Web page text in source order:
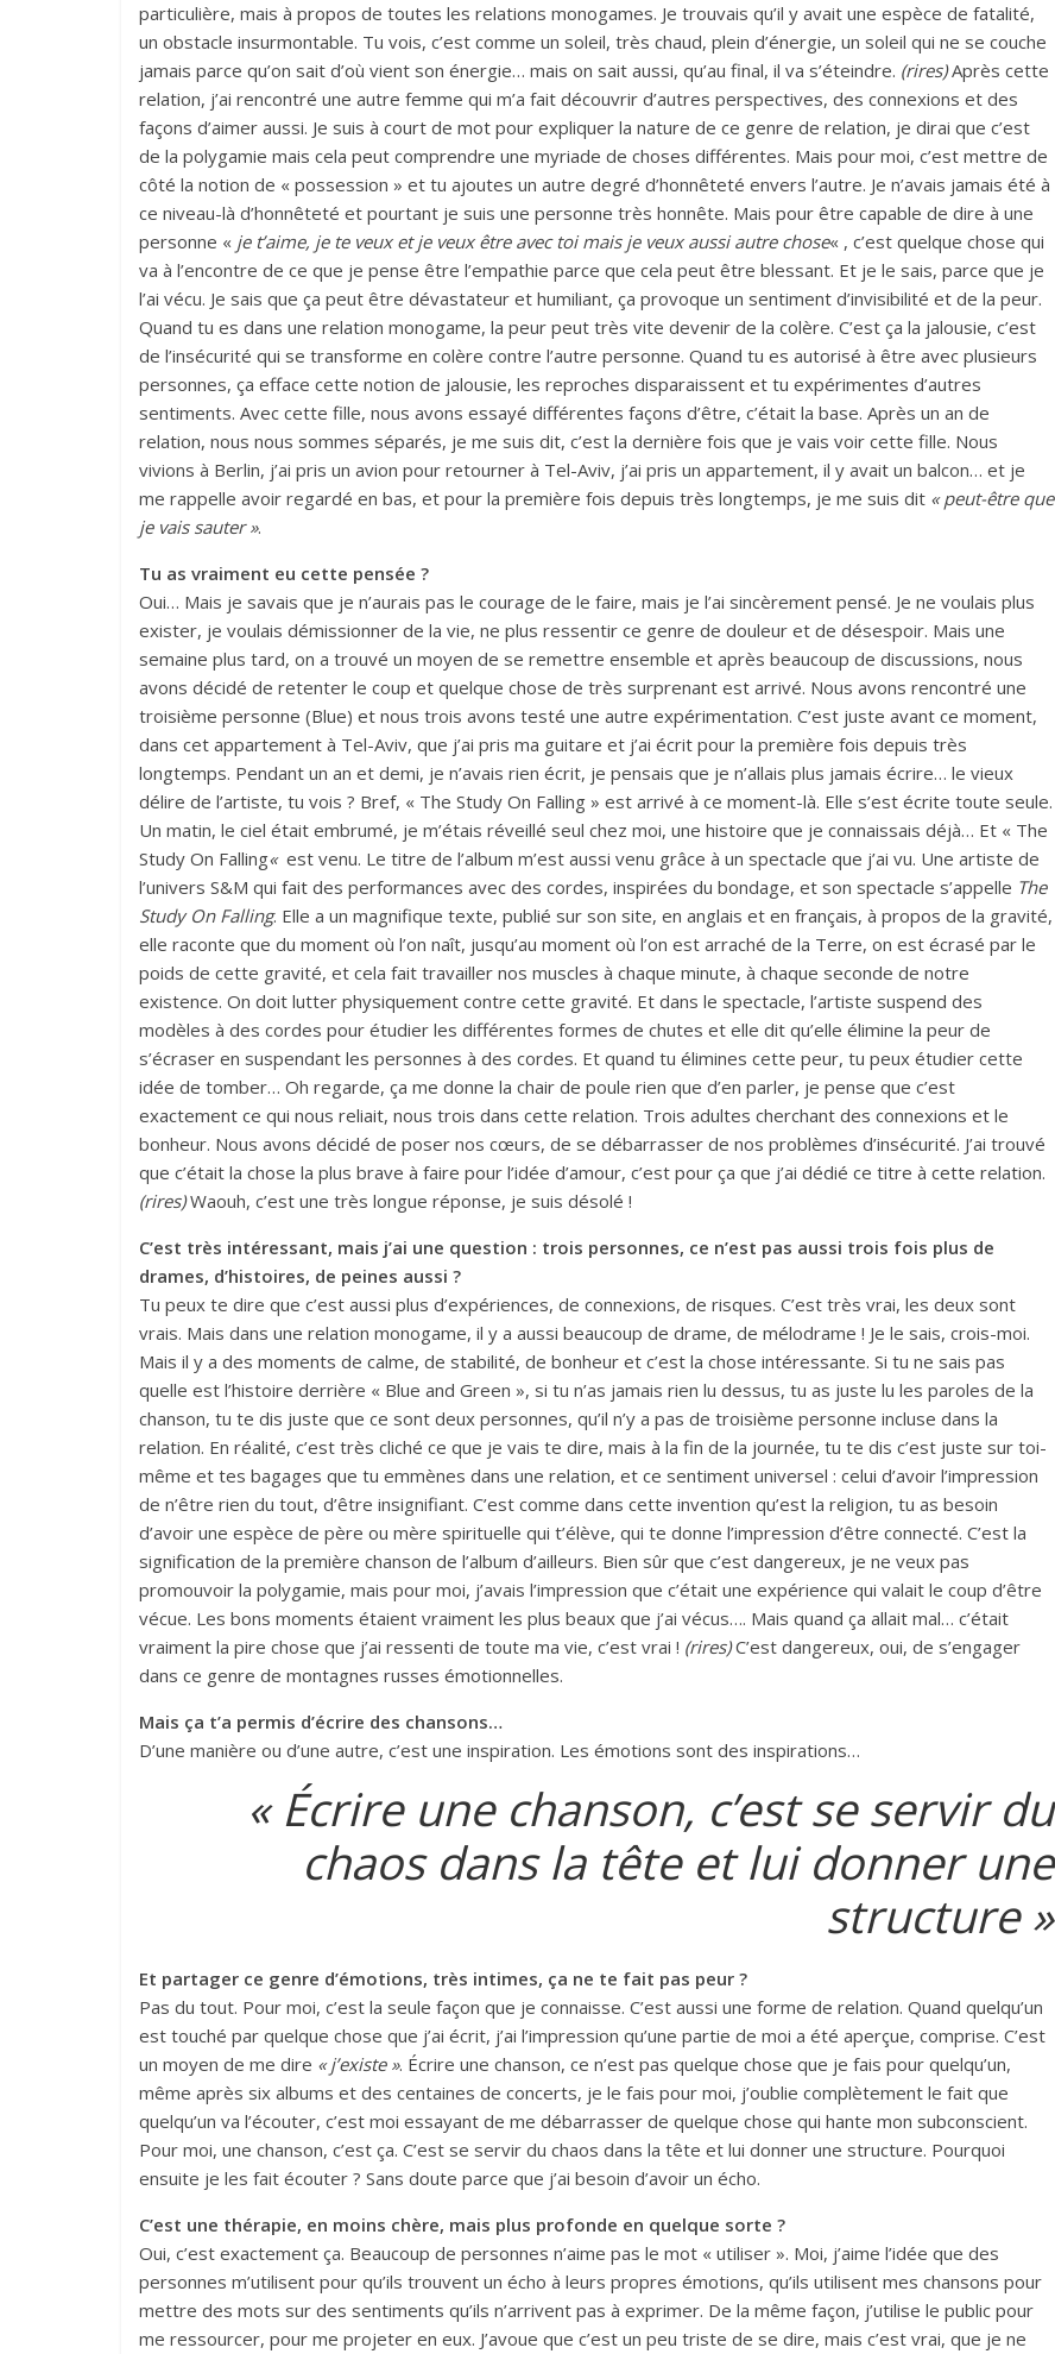
particulière, mais à propos de toutes les relations monogames. Je trouvais qu’il y avait une espèce de fatalité,
un obstacle insurmontable. Tu vois, c’est comme un soleil, très chaud, plein d’énergie, un soleil qui ne se couche
jamais parce qu’on sait d’où vient son énergie… mais on sait aussi, qu’au final, il va s’éteindre. (rires)Après cette
relation, j’ai rencontré une autre femme qui m’a fait découvrir d’autres perspectives, des connexions et des
façons d’aimer aussi. Je suis à court de mot pour expliquer la nature de ce genre de relation, je dirai que c’est
de la polygamie mais cela peut comprendre une myriade de choses différentes. Mais pour moi, c’est mettre de
côté la notion de « possession » et tu ajoutes un autre degré d’honnêteté envers l’autre. Je n’avais jamais été à
ce niveau-là d’honnêteté et pourtant je suis une personne très honnête. Mais pour être capable de dire à une
personne « je t’aime, je te veux et je veux être avec toi mais je veux aussi autre chose« , c’est quelque chose qui
va à l’encontre de ce que je pense être l’empathie parce que cela peut être blessant. Et je le sais, parce que je
l’ai vécu. Je sais que ça peut être dévastateur et humiliant, ça provoque un sentiment d’invisibilité et de la peur.
Quand tu es dans une relation monogame, la peur peut très vite devenir de la colère. C’est ça la jalousie, c’est
de l’insécurité qui se transforme en colère contre l’autre personne. Quand tu es autorisé à être avec plusieurs
personnes, ça efface cette notion de jalousie, les reproches disparaissent et tu expérimentes d’autres
sentiments. Avec cette fille, nous avons essayé différentes façons d’être, c’était la base. Après un an de
relation, nous nous sommes séparés, je me suis dit, c’est la dernière fois que je vais voir cette fille. Nous
vivions à Berlin, j’ai pris un avion pour retourner à Tel-Aviv, j’ai pris un appartement, il y avait un balcon… et je
me rappelle avoir regardé en bas, et pour la première fois depuis très longtemps, je me suis dit « peut-être que
je vais sauter ».
Tu as vraiment eu cette pensée ?
Oui… Mais je savais que je n’aurais pas le courage de le faire, mais je l’ai sincèrement pensé. Je ne voulais plus
exister, je voulais démissionner de la vie, ne plus ressentir ce genre de douleur et de désespoir. Mais une
semaine plus tard, on a trouvé un moyen de se remettre ensemble et après beaucoup de discussions, nous
avons décidé de retenter le coup et quelque chose de très surprenant est arrivé. Nous avons rencontré une
troisième personne (Blue) et nous trois avons testé une autre expérimentation. C’est juste avant ce moment,
dans cet appartement à Tel-Aviv, que j’ai pris ma guitare et j’ai écrit pour la première fois depuis très
longtemps. Pendant un an et demi, je n’avais rien écrit, je pensais que je n’allais plus jamais écrire… le vieux
délire de l’artiste, tu vois ? Bref, « The Study On Falling » est arrivé à ce moment-là. Elle s’est écrite toute seule.
Un matin, le ciel était embrumé, je m’étais réveillé seul chez moi, une histoire que je connaissais déjà… Et « The
Study On Falling« est venu. Le titre de l’album m’est aussi venu grâce à un spectacle que j’ai vu. Une artiste de
l’univers S&M qui fait des performances avec des cordes, inspirées du bondage, et son spectacle s’appelle The
Study On Falling. Elle a un magnifique texte, publié sur son site, en anglais et en français, à propos de la gravité,
elle raconte que du moment où l’on naît, jusqu’au moment où l’on est arraché de la Terre, on est écrasé par le
poids de cette gravité, et cela fait travailler nos muscles à chaque minute, à chaque seconde de notre
existence. On doit lutter physiquement contre cette gravité. Et dans le spectacle, l’artiste suspend des
modèles à des cordes pour étudier les différentes formes de chutes et elle dit qu’elle élimine la peur de
s’écraser en suspendant les personnes à des cordes. Et quand tu élimines cette peur, tu peux étudier cette
idée de tomber… Oh regarde, ça me donne la chair de poule rien que d’en parler, je pense que c’est
exactement ce qui nous reliait, nous trois dans cette relation. Trois adultes cherchant des connexions et le
bonheur. Nous avons décidé de poser nos cœurs, de se débarrasser de nos problèmes d’insécurité. J’ai trouvé
que c’était la chose la plus brave à faire pour l’idée d’amour, c’est pour ça que j’ai dédié ce titre à cette relation.
(rires)Waouh, c’est une très longue réponse, je suis désolé !
C’est très intéressant, mais j’ai une question : trois personnes, ce n’est pas aussi trois fois plus de
drames, d’histoires, de peines aussi ?
Tu peux te dire que c’est aussi plus d’expériences, de connexions, de risques. C’est très vrai, les deux sont
vrais. Mais dans une relation monogame, il y a aussi beaucoup de drame, de mélodrame ! Je le sais, crois-moi.
Mais il y a des moments de calme, de stabilité, de bonheur et c’est la chose intéressante. Si tu ne sais pas
quelle est l’histoire derrière « Blue and Green », si tu n’as jamais rien lu dessus, tu as juste lu les paroles de la
chanson, tu te dis juste que ce sont deux personnes, qu’il n’y a pas de troisième personne incluse dans la
relation. En réalité, c’est très cliché ce que je vais te dire, mais à la fin de la journée, tu te dis c’est juste sur toi-
même et tes bagages que tu emmènes dans une relation, et ce sentiment universel : celui d’avoir l’impression
de n’être rien du tout, d’être insignifiant. C’est comme dans cette invention qu’est la religion, tu as besoin
d’avoir une espèce de père ou mère spirituelle qui t’élève, qui te donne l’impression d’être connecté. C’est la
signification de la première chanson de l’album d’ailleurs. Bien sûr que c’est dangereux, je ne veux pas
promouvoir la polygamie, mais pour moi, j’avais l’impression que c’était une expérience qui valait le coup d’être
vécue. Les bons moments étaient vraiment les plus beaux que j’ai vécus…. Mais quand ça allait mal… c’était
vraiment la pire chose que j’ai ressenti de toute ma vie, c’est vrai ! (rires)C’est dangereux, oui, de s’engager
dans ce genre de montagnes russes émotionnelles.
Mais ça t’a permis d’écrire des chansons…
D’une manière ou d’une autre, c’est une inspiration. Les émotions sont des inspirations…
« Écrire une chanson, c’est se servir du
chaos dans la tête et lui donner une
structure »
Et partager ce genre d’émotions, très intimes, ça ne te fait pas peur ?
Pas du tout. Pour moi, c’est la seule façon que je connaisse. C’est aussi une forme de relation. Quand quelqu’un
est touché par quelque chose que j’ai écrit, j’ai l’impression qu’une partie de moi a été aperçue, comprise. C’est
un moyen de me dire « j’existe ». Écrire une chanson, ce n’est pas quelque chose que je fais pour quelqu’un,
même après six albums et des centaines de concerts, je le fais pour moi, j’oublie complètement le fait que
quelqu’un va l’écouter, c’est moi essayant de me débarrasser de quelque chose qui hante mon subconscient.
Pour moi, une chanson, c’est ça. C’est se servir du chaos dans la tête et lui donner une structure. Pourquoi
ensuite je les fait écouter ? Sans doute parce que j’ai besoin d’avoir un écho.
C’est une thérapie, en moins chère, mais plus profonde en quelque sorte ?
Oui, c’est exactement ça. Beaucoup de personnes n’aime pas le mot « utiliser ». Moi, j’aime l’idée que des
personnes m’utilisent pour qu’ils trouvent un écho à leurs propres émotions, qu’ils utilisent mes chansons pour
mettre des mots sur des sentiments qu’ils n’arrivent pas à exprimer. De la même façon, j’utilise le public pour
me ressourcer, pour me projeter en eux. J’avoue que c’est un peu triste de se dire, mais c’est vrai, que je ne